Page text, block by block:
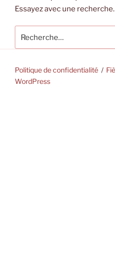
Essayez avec une recherche.
pour
Politique de confidentialité
WordPress